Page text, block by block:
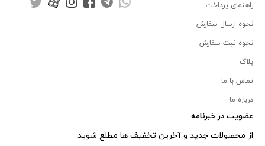
راهنمای پرداخت
نحوه ارسال سفارش
نحوه ثبت سفارش
بلاگ
تماس با ما
درباره ما
عضویت در خبرنامه
از محصولات جدید و آخرین تخفیف ها مطلع شوید